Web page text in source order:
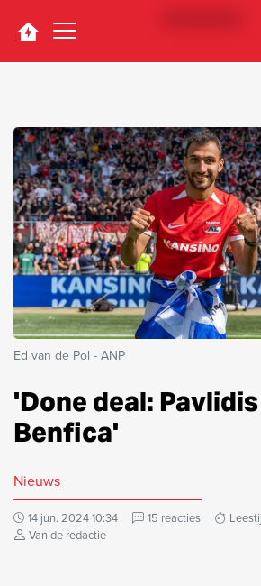
Navigation
Ed van de Pol - ANP
'Done deal:
Benfica'
Nieuws
14 jun. 2024 10:34 15 reacties
Van de redactie